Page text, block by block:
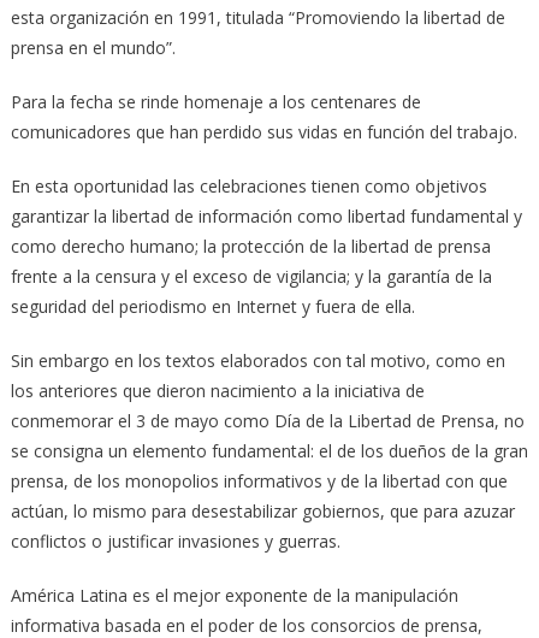
esta organización en 1991, titulada “Promoviendo la libertad de
prensa en el mundo”.
Para la fecha se rinde homenaje a los centenares de
comunicadores que han perdido sus vidas en función del trabajo.
En esta oportunidad las celebraciones tienen como objetivos
garantizar la libertad de información como libertad fundamental y
como derecho humano; la protección de la libertad de prensa
frente a la censura y el exceso de vigilancia; y la garantía de la
seguridad del periodismo en Internet y fuera de ella.
Sin embargo en los textos elaborados con tal motivo, como en
los anteriores que dieron nacimiento a la iniciativa de
conmemorar el 3 de mayo como Día de la Libertad de Prensa, no
se consigna un elemento fundamental: el de los dueños de la gran
prensa, de los monopolios informativos y de la libertad con que
actúan, lo mismo para desestabilizar gobiernos, que para azuzar
conflictos o justificar invasiones y guerras.
América Latina es el mejor exponente de la manipulación
informativa basada en el poder de los consorcios de prensa,